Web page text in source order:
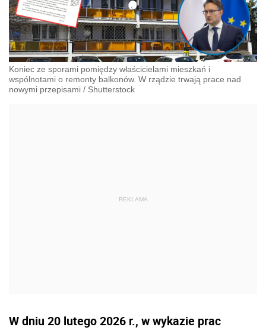
Koniec ze sporami pomiędzy właścicielami mieszkań i
wspólnotami o remonty balkonów. W rządzie trwają prace nad
nowymi przepisami / Shutterstock
W dniu 20 lutego 2026 r., w wykazie prac